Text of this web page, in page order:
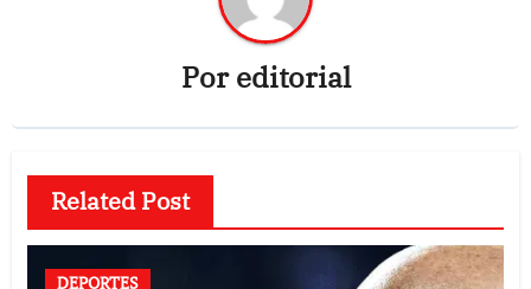
Poreditorial
Related Post
DEPORTES